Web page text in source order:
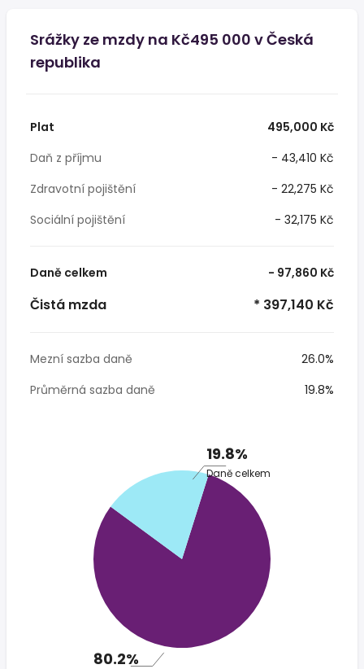
Srážky ze mzdy na Kč495 000 v Česká
republika
Plat
495,000 Kč
Daň z příjmu
- 43,410 Kč
Zdravotní pojištění
- 22,275 Kč
Sociální pojištění
- 32,175 Kč
Daně celkem - 97,860 Kč
Čistá mzda * 397,140 Kč
Mezní sazba daně
26.0%
Průměrná sazba daně
19.8%
19.8%
Daně celkem
80.2%